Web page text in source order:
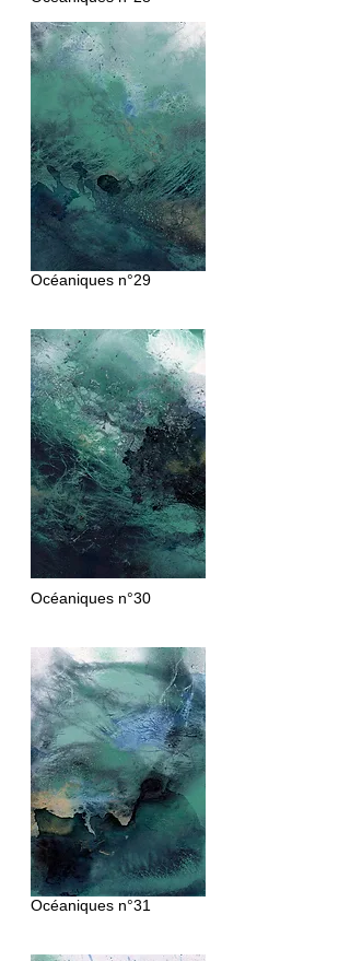
Océaniques n°29
Océaniques n°30
Océaniques n°31